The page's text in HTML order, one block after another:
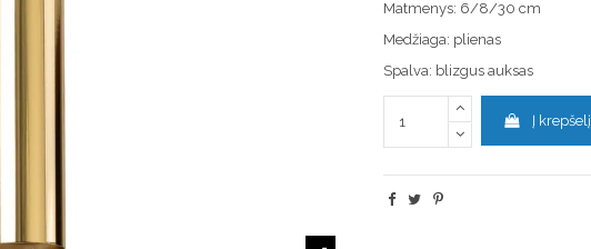
Matmenys: 6/8/30 cm
Medžiaga: plienas
Spalva: blizgus auksas
Į krepšelį